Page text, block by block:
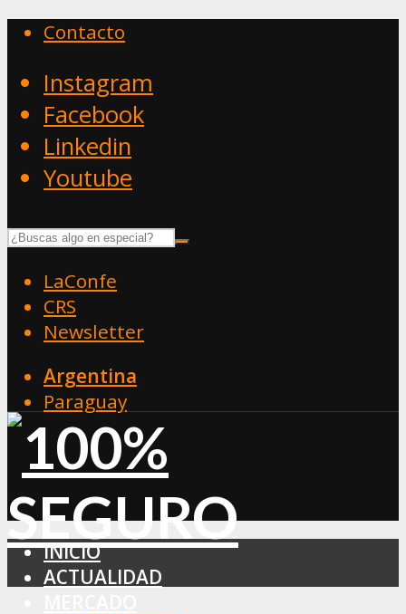
Contacto
Instagram
Facebook
Linkedin
Youtube
LaConfe
CRS
Newsletter
Argentina
Paraguay
INICIO
ACTUALIDAD